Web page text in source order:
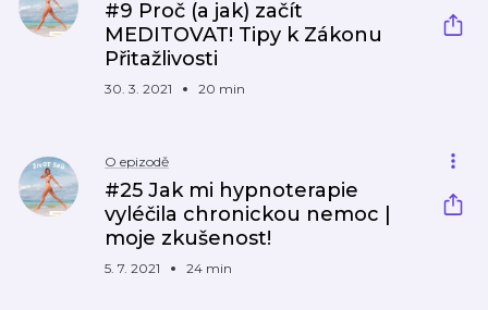
#9 Proč (a jak) začít
MEDITOVAT! Tipy k Zákonu
Přitažlivosti
30. 3. 2021 20 min
O epizodě
#25 Jak mi hypnoterapie
vyléčila chronickou nemoc |
moje zkušenost!
5. 7. 2021 24 min